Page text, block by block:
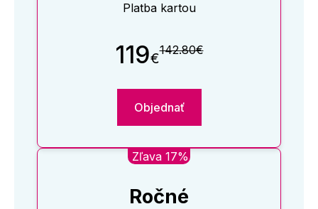
Platba kartou
119€142.80€
Objednať
Zľava 17%
Ročné